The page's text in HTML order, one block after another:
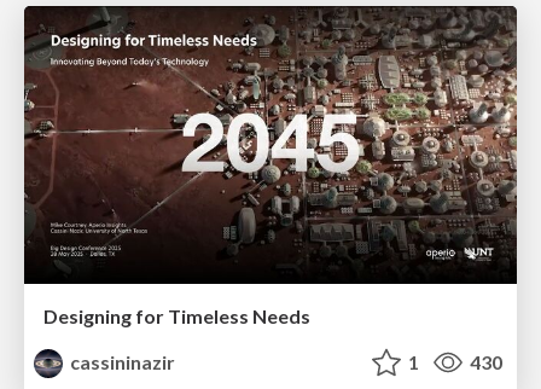
Designing for Timeless Needs
cassininazir
1 430